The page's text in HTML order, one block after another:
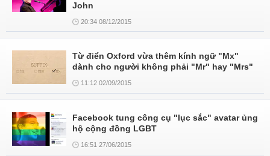
John
20:34 08/12/2015
Từ điển Oxford vừa thêm kính ngữ "Mx"
dành cho người không phải "Mr" hay "Mrs"
11:12 02/09/2015
Facebook tung công cụ "lục sắc" avatar ủng
hộ cộng đồng LGBT
16:51 27/06/2015